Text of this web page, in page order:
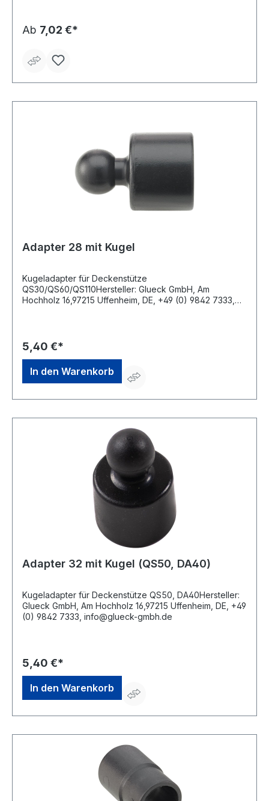
Ab 7,02 €*
Adapter 28 mit Kugel
Kugeladapter für Deckenstütze
QS30/QS60/QS110Hersteller: Glueck GmbH, Am
Hochholz 16,97215 Uffenheim, DE, +49 (0) 9842 7333,
5,40 €*
In den Warenkorb
Adapter 32 mit Kugel (QS50, DA40)
Kugeladapter für Deckenstütze QS50, DA40Hersteller:
Glueck GmbH, Am Hochholz 16,97215 Uffenheim, DE, +49
(0) 9842 7333, info@glueck-gmbh.de
5,40 €*
In den Warenkorb